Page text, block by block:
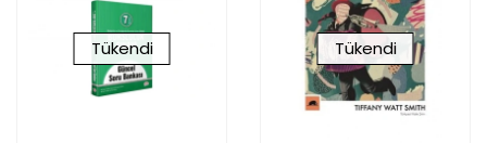
Tükendi Tükendi